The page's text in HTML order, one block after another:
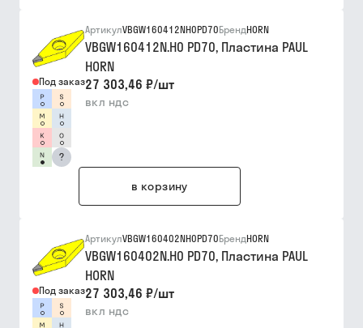
Под заказ
?
АртикулVBGW160412NH0PD70БрендHORN
VBGW160412N.H0 PD70, Пластина PAUL
HORN
27 303,46 ₽/шт
вкл ндс
в корзину
Под заказ
АртикулVBGW160402NH0PD70БрендHORN
VBGW160402N.H0 PD70, Пластина PAUL
HORN
27 303,46 ₽/шт
вкл ндс